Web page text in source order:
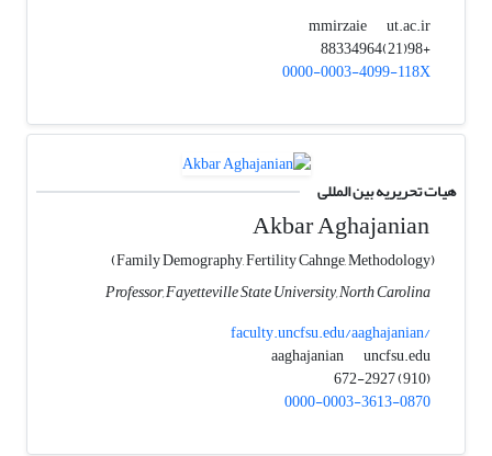
mmirzaie
ut.ac.ir
+98(21)88334964
0000-0003-4099-118X
هیات تحریریه بین المللی
Akbar Aghajanian
(Family Demography, Fertility Cahnge, Methodology)
Professor, Fayetteville State University, North Carolina
faculty.uncfsu.edu/aaghajanian/
aaghajanian
uncfsu.edu
(910) 672-2927
0000-0003-3613-0870